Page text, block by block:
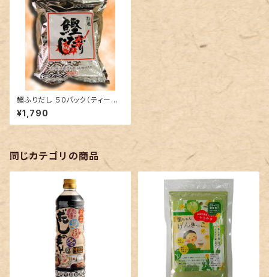
鰹ふりだし ５０パック（ティーパ
ックタイプ）
¥1,790
同じカテゴリの商品